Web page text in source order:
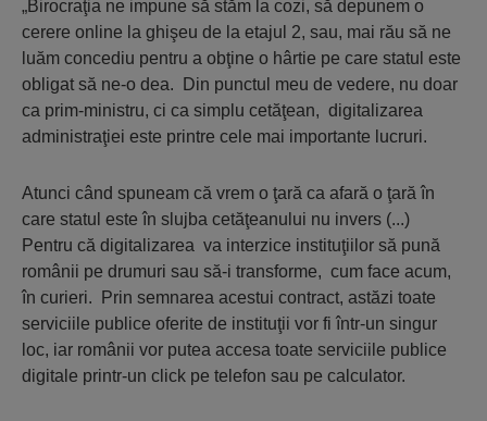
„Birocraţia ne impune să stăm la cozi, să depunem o
cerere online la ghişeu de la etajul 2, sau, mai rău să ne
luăm concediu pentru a obţine o hârtie pe care statul este
obligat să ne-o dea. Din punctul meu de vedere, nu doar
ca prim-ministru, ci ca simplu cetăţean, digitalizarea
administraţiei este printre cele mai importante lucruri.
Atunci când spuneam că vrem o ţară ca afară o ţară în
care statul este în slujba cetăţeanului nu invers (...)
Pentru că digitalizarea va interzice instituţiilor să pună
românii pe drumuri sau să-i transforme, cum face acum,
în curieri. Prin semnarea acestui contract, astăzi toate
serviciile publice oferite de instituţii vor fi într-un singur
loc, iar românii vor putea accesa toate serviciile publice
digitale printr-un click pe telefon sau pe calculator.